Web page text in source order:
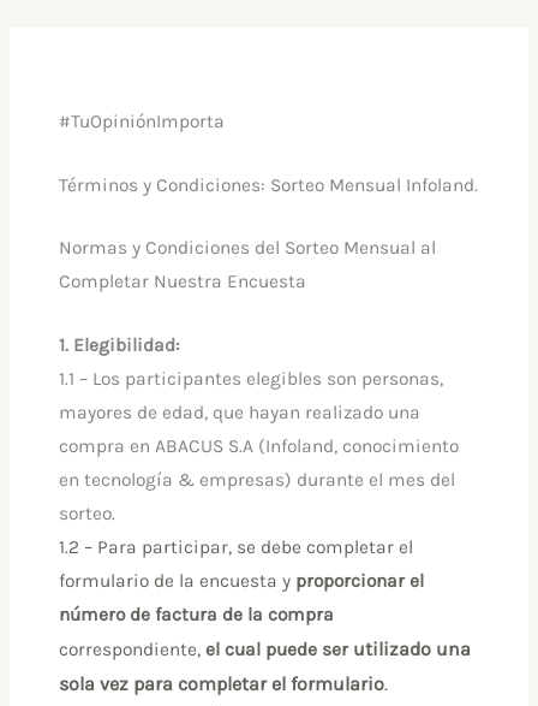
#TuOpiniónImporta
Términos y Condiciones: Sorteo Mensual Infoland.
Normas y Condiciones del Sorteo Mensual al
Completar Nuestra Encuesta
1. Elegibilidad:
1.1 – Los participantes elegibles son personas,
mayores de edad, que hayan realizado una
compra en ABACUS S.A (Infoland, conocimiento
en tecnología & empresas) durante el mes del
sorteo.
1.2 – Para participar, se debe completar el
formulario de la encuesta y proporcionar el
número de factura de la compra
correspondiente, el cual puede ser utilizado una
sola vez para completar el formulario.